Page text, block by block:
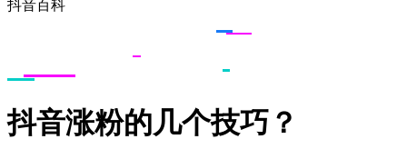
抖音百科
抖音涨粉的几个技巧？